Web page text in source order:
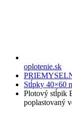
oplotenie.sk
Stĺpky 40×60
Plotový stĺpik
poplastovaný